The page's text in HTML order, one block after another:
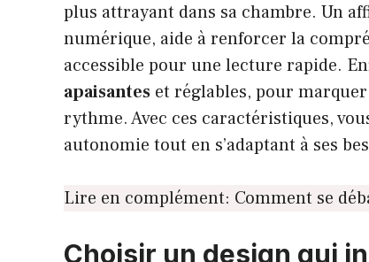
plus attrayant dans sa chambre. Un
numérique, aide à renforcer la
accessible pour une lecture rapide.
apaisantes et réglables, pour
rythme. Avec ces caractéristiques,
autonomie tout en s’adaptant à ses
Lire en complément: Comment se
Choisir un design qui